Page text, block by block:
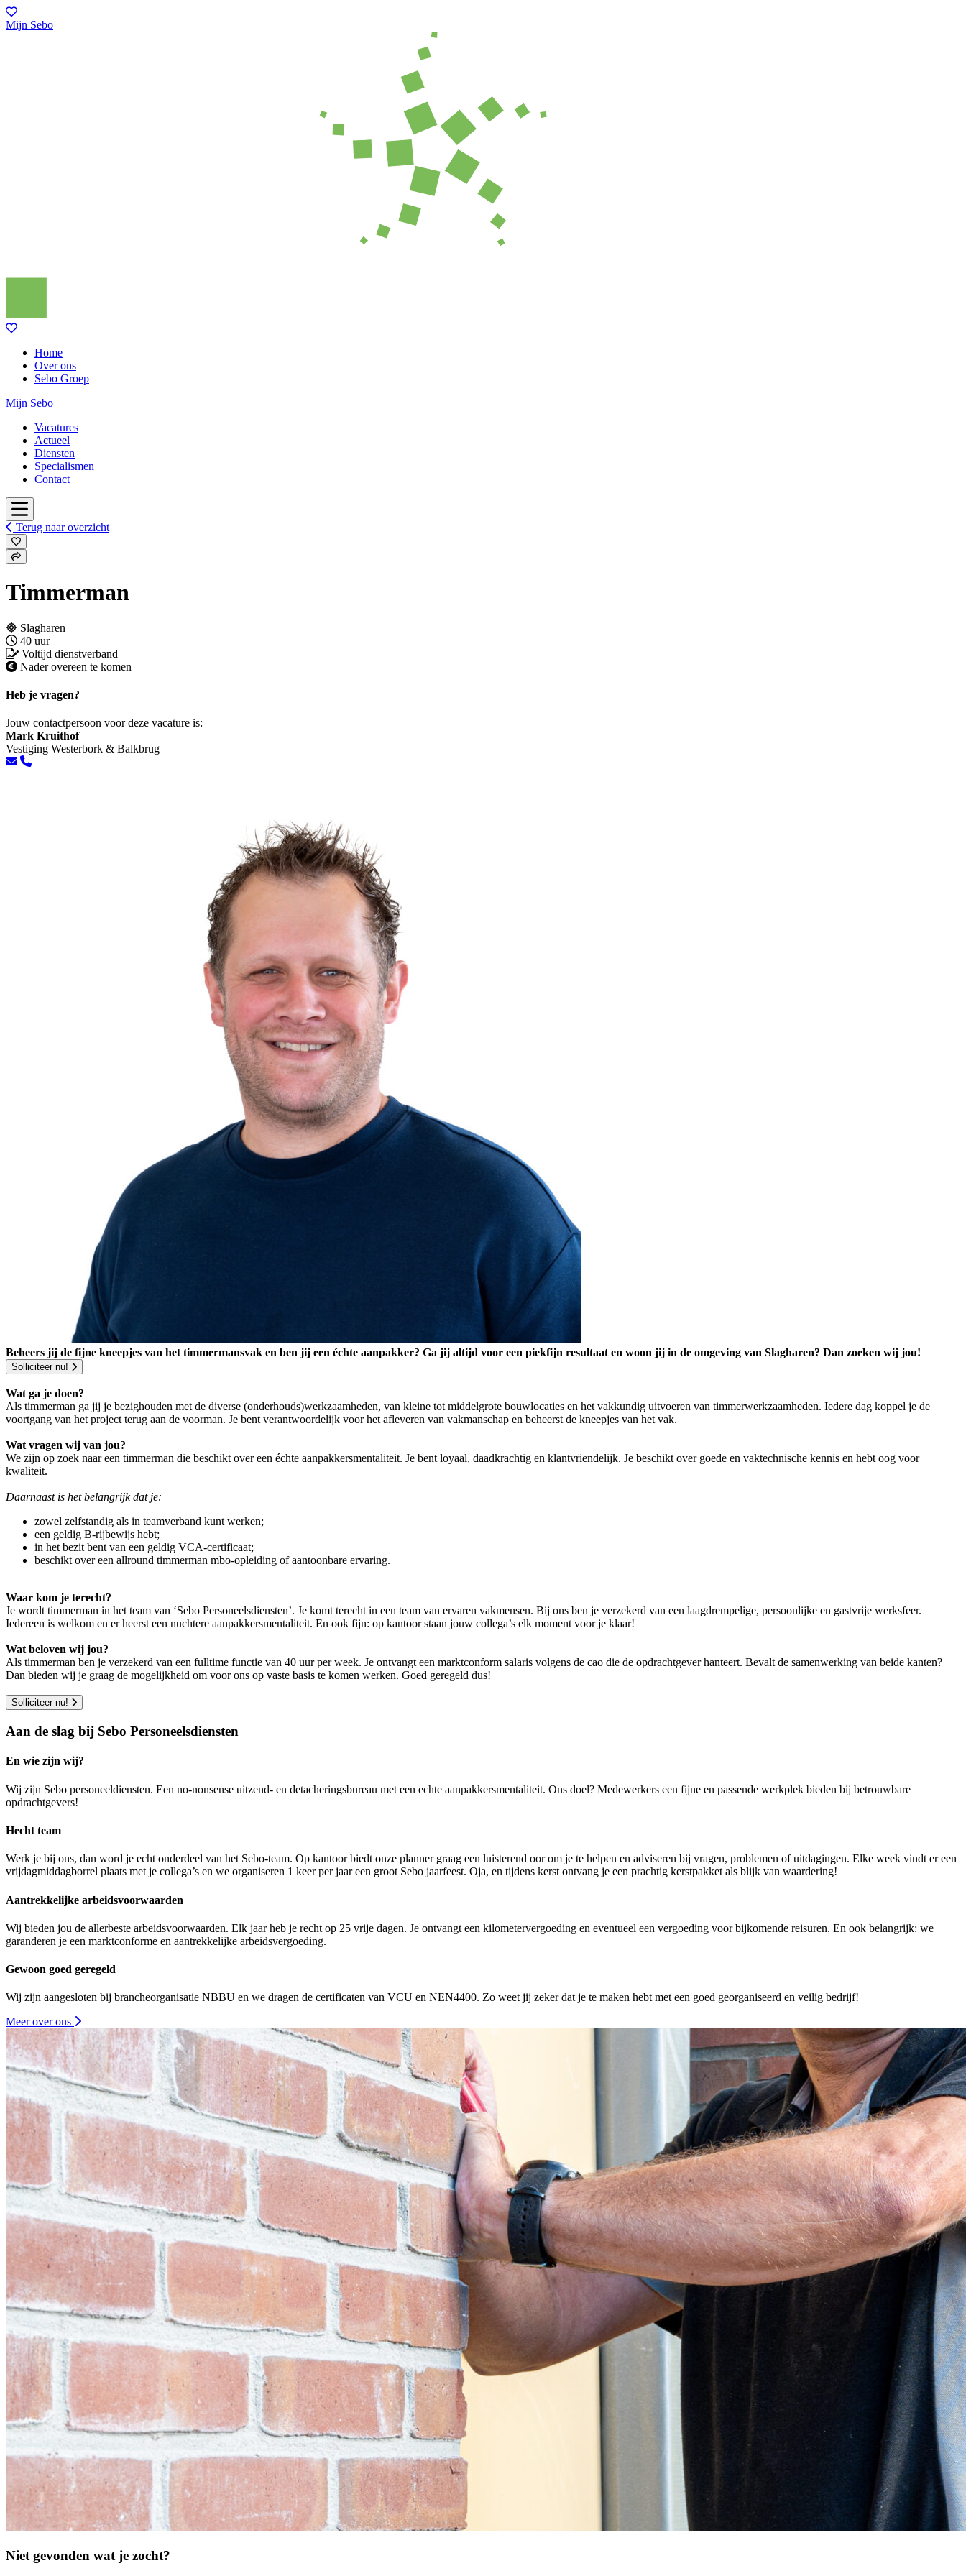
Mijn Sebo
Home
Over ons
Sebo Groep
Mijn Sebo
Vacatures
Actueel
Diensten
Specialismen
Contact
Terug naar overzicht
Timmerman
Slagharen
40 uur
Voltijd dienstverband
Nader overeen te komen
Heb je vragen?
Jouw contactpersoon voor deze vacature is:
Mark Kruithof
Vestiging Westerbork & Balkbrug
Beheers jij de fijne kneepjes van het timmermansvak en ben jij een échte aanpakker? Ga jij altijd voor een piekfijn resultaat en woon jij in de omgeving van Slagharen? Dan zoeken wij jou!
Solliciteer nu!
Wat ga je doen?
Als timmerman ga jij je bezighouden met de diverse (onderhouds)werkzaamheden, van kleine tot middelgrote bouwlocaties en het vakkundig uitvoeren van timmerwerkzaamheden. Iedere dag koppel je de
voortgang van het project terug aan de voorman. Je bent verantwoordelijk voor het afleveren van vakmanschap en beheerst de kneepjes van het vak.
Wat vragen wij van jou?
We zijn op zoek naar een timmerman die beschikt over een échte aanpakkersmentaliteit. Je bent loyaal, daadkrachtig en klantvriendelijk. Je beschikt over goede en vaktechnische kennis en hebt oog voor
kwaliteit.
Daarnaast is het belangrijk dat je:
zowel zelfstandig als in teamverband kunt werken;
een geldig B-rijbewijs hebt;
in het bezit bent van een geldig VCA-certificaat;
beschikt over een allround timmerman mbo-opleiding of aantoonbare ervaring.
Waar kom je terecht?
Je wordt timmerman in het team van ‘Sebo Personeelsdiensten’. Je komt terecht in een team van ervaren vakmensen. Bij ons ben je verzekerd van een laagdrempelige, persoonlijke en gastvrije werksfeer.
Iedereen is welkom en er heerst een nuchtere aanpakkersmentaliteit. En ook fijn: op kantoor staan jouw collega’s elk moment voor je klaar!
Wat beloven wij jou?
Als timmerman ben je verzekerd van een fulltime functie van 40 uur per week. Je ontvangt een marktconform salaris volgens de cao die de opdrachtgever hanteert. Bevalt de samenwerking van beide kanten?
Dan bieden wij je graag de mogelijkheid om voor ons op vaste basis te komen werken. Goed geregeld dus!
Solliciteer nu!
Aan de slag bij Sebo Personeelsdiensten
En wie zijn wij?
Wij zijn Sebo personeeldiensten. Een no-nonsense uitzend- en detacheringsbureau met een echte aanpakkersmentaliteit. Ons doel? Medewerkers een fijne en passende werkplek bieden bij betrouwbare
opdrachtgevers!
Hecht team
Werk je bij ons, dan word je echt onderdeel van het Sebo-team. Op kantoor biedt onze planner graag een luisterend oor om je te helpen en adviseren bij vragen, problemen of uitdagingen. Elke week vindt er een
vrijdagmiddagborrel plaats met je collega’s en we organiseren 1 keer per jaar een groot Sebo jaarfeest. Oja, en tijdens kerst ontvang je een prachtig kerstpakket als blijk van waardering!
Aantrekkelijke arbeidsvoorwaarden
Wij bieden jou de allerbeste arbeidsvoorwaarden. Elk jaar heb je recht op 25 vrije dagen. Je ontvangt een kilometervergoeding en eventueel een vergoeding voor bijkomende reisuren. En ook belangrijk: we
garanderen je een marktconforme en aantrekkelijke arbeidsvergoeding.
Gewoon goed geregeld
Wij zijn aangesloten bij brancheorganisatie NBBU en we dragen de certificaten van VCU en NEN4400. Zo weet jij zeker dat je te maken hebt met een goed georganiseerd en veilig bedrijf!
Meer over ons
Niet gevonden wat je zocht?